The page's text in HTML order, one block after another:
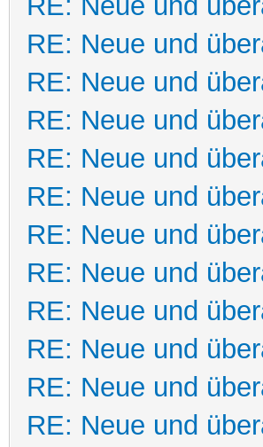
RE: Neue und
RE: Neue und
RE: Neue und
RE: Neue und
RE: Neue und
RE: Neue und
RE: Neue und
RE: Neue und
RE: Neue und
RE: Neue und
RE: Neue und